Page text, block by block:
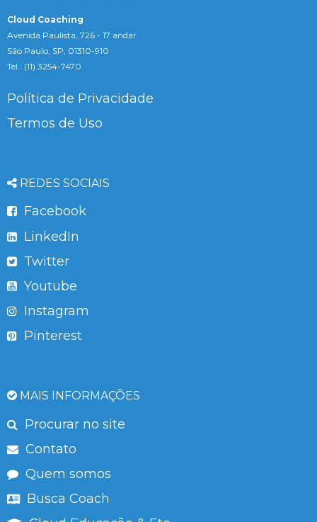
Cloud Coaching
Avenida Paulista, 726 - 17 andar
São Paulo, SP, 01310-910
Tel.: (11) 3254-7470
Política de Privacidade
Termos de Uso
REDES SOCIAIS
Facebook
LinkedIn
Twitter
Youtube
Instagram
Pinterest
MAIS INFORMAÇÕES
Procurar no site
Contato
Quem somos
Busca Coach